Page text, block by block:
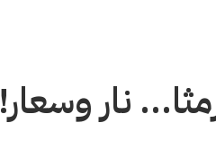
نار وسعار!